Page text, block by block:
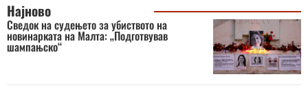
Најново
Сведок на судењето за убиството на
новинарката на Малта: „Подготвував
шампањско“